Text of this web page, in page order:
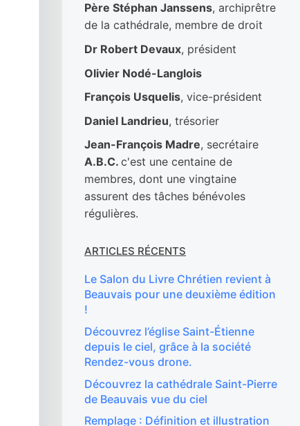
Père Stéphan Janssens, archiprêtre
de la cathédrale, membre de droit
Dr Robert Devaux, président
Olivier Nodé-Langlois
François Usquelis, vice-président
Daniel Landrieu, trésorier
Jean-François Madre, secrétaire
A.B.C. c'est une centaine de
membres, dont une vingtaine
assurent des tâches bénévoles
régulières.
ARTICLES RÉCENTS
Le Salon du Livre Chrétien revient à
Beauvais pour une deuxième édition
!
Découvrez l’église Saint-Étienne
depuis le ciel, grâce à la société
Rendez-vous drone.
Découvrez la cathédrale Saint-Pierre
de Beauvais vue du ciel
Remplage : Définition et illustration